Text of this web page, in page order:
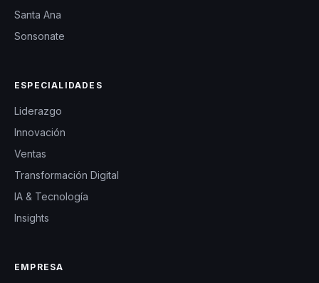
Santa Ana
Sonsonate
ESPECIALIDADES
Liderazgo
Innovación
Ventas
Transformación Digital
IA & Tecnología
Insights
EMPRESA